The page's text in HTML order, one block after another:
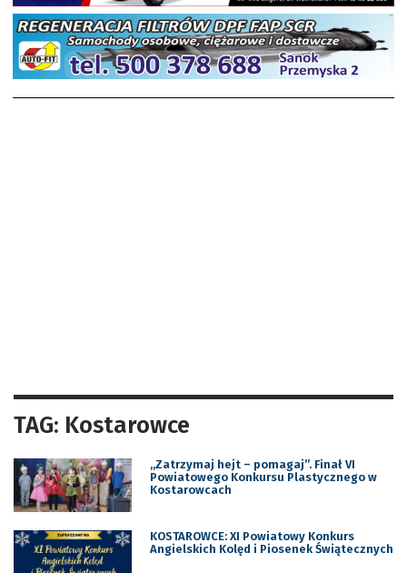
TAG: Kostarowce
„Zatrzymaj hejt – pomagaj”. Finał VI
Powiatowego Konkursu Plastycznego w
Kostarowcach
KOSTAROWCE: XI Powiatowy Konkurs
Angielskich Kolęd i Piosenek Świątecznych